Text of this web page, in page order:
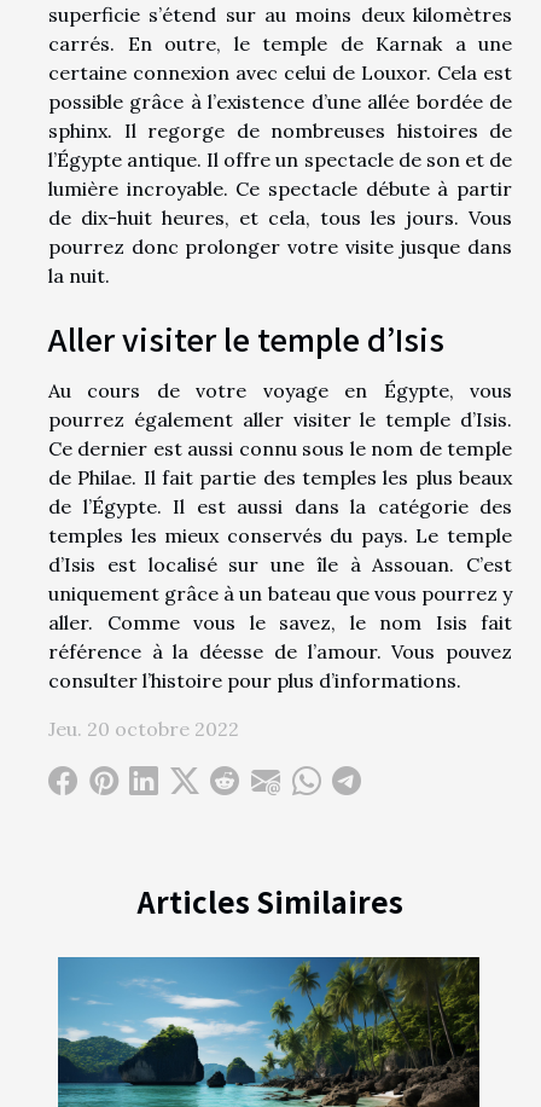
Articles Similaires
superficie s’étend sur au moins deux kilomètres
carrés. En outre, le temple de Karnak a une
certaine connexion avec celui de Louxor. Cela est
possible grâce à l’existence d’une allée bordée de
sphinx. Il regorge de nombreuses histoires de
l’Égypte antique. Il offre un spectacle de son et de
lumière incroyable. Ce spectacle débute à partir
de dix-huit heures, et cela, tous les jours. Vous
pourrez donc prolonger votre visite jusque dans
la nuit.
Aller visiter le temple d’Isis
Au cours de votre voyage en Égypte, vous
pourrez également aller visiter le temple d’Isis.
Ce dernier est aussi connu sous le nom de temple
de Philae. Il fait partie des temples les plus beaux
de l’Égypte. Il est aussi dans la catégorie des
temples les mieux conservés du pays. Le temple
d’Isis est localisé sur une île à Assouan. C’est
uniquement grâce à un bateau que vous pourrez y
aller. Comme vous le savez, le nom Isis fait
référence à la déesse de l’amour. Vous pouvez
consulter l’histoire pour plus d’informations.
Jeu. 20 octobre 2022